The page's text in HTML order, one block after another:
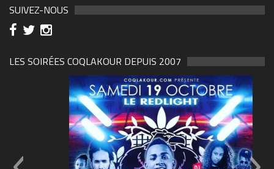
SUIVEZ-NOUS
LES SOIRÉES COQLAKOUR DEPUIS 2007